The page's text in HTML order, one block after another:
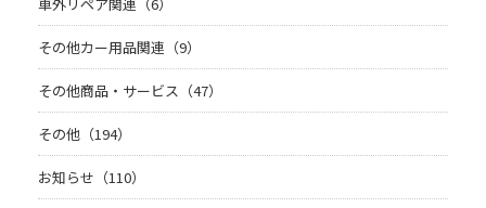
その他カー用品関連（9）
その他商品・サービス（47）
その他（194）
お知らせ（110）